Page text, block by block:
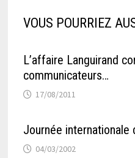
VOUS POURRIEZ
L’affaire Languirand
communicateurs…
17/08/2011
Journée internationale
04/03/2002